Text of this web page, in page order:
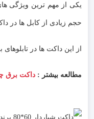
یکی از مهم ترین ویژگی
حجم زیادی از کابل ها در
از این داکت ها در
مطالعه بیشتر : داکت برق